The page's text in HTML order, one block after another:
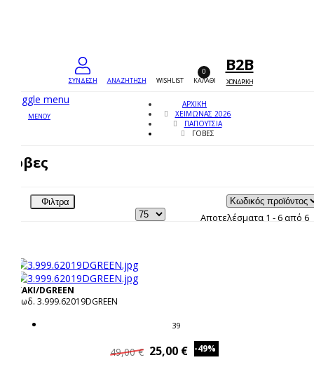
ΣΥΝΔΕΣΗ ΑΝΑΖΗΤΗΣΗ WISHLIST
0
ΚΑΛΑΘΙ
B2B
ΧΟΝΔΡΙΚΗ
Toggle menu
ΜΕΝΟΥ
ΑΡΧΙΚΉ
ΧΕΙΜΩΝΑΣ 2026
ΠΑΠΟΥΤΣΙΑ
ΓΌΒΕΣ
Γόβες
Φιλτρα
Αποτελέσματα 1 - 6 από 6
ΧΑΚΙ/DGREEN
Κωδ. 3.999.62019DGREEN
39
49,00 € 25,00 € -49%